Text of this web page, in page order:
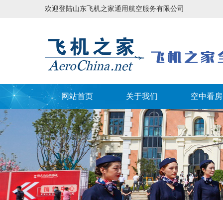
欢迎登陆山东飞机之家通用航空服务有限公司
网站首页 关于我们 空中看房